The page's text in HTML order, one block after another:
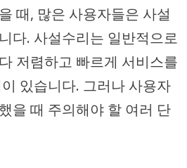
때, 많은 사용자들은 사설
다. 사설수리는 일반적으로
저렴하고 빠르게 서비스를
있습니다. 그러나 사용자
을 때 주의해야 할 여러 단